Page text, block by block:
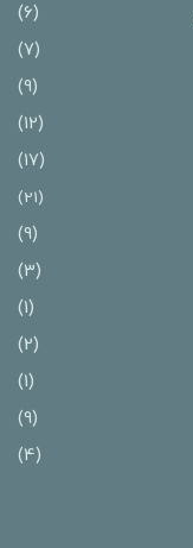
(6)
(7)
(9)
(12)
(17)
(21)
(9)
(3)
(1)
(2)
(1)
(9)
(4)